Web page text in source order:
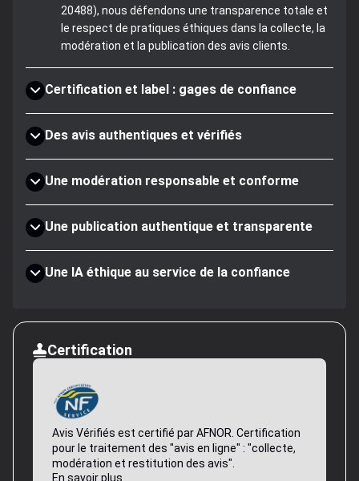
20488), nous défendons une transparence totale et
le respect de pratiques éthiques dans la collecte, la
modération et la publication des avis clients.
Certification et label : gages de confiance
Des avis authentiques et vérifiés
Une modération responsable et conforme
Une publication authentique et transparente
Une IA éthique au service de la confiance
Certification
Avis Vérifiés est certifié par AFNOR. Certification
pour le traitement des "avis en ligne" : "collecte,
modération et restitution des avis".
En savoir plus